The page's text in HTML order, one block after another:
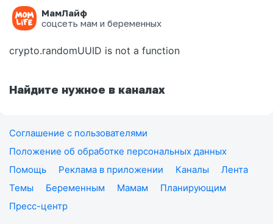
МамЛайф
соцсеть мам и беременных
Ошибка на странице
crypto.randomUUID is not a function
Найдите нужное в каналах
Соглашение с пользователями
Положение об обработке персональных данных
Помощь
Реклама в приложении Каналы
Лента
Темы
Беременным Мамам
Планирующим
Пресс-центр